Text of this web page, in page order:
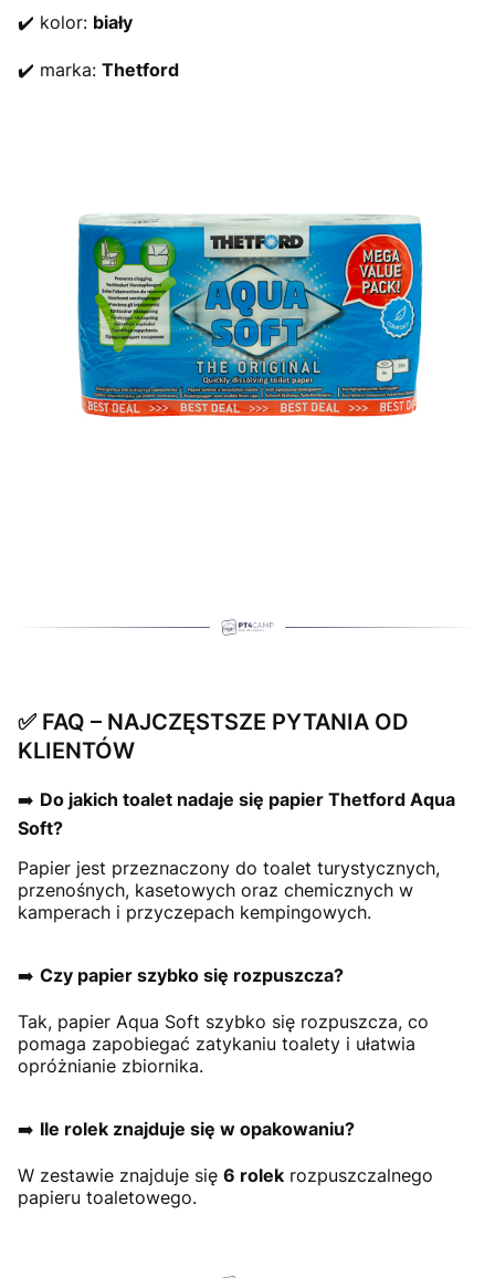
✔️ kolor: biały
✔️ marka: Thetford
✅ FAQ – NAJCZĘSTSZE PYTANIA OD
KLIENTÓW
➡️ Do jakich toalet nadaje się papier Thetford Aqua
Soft?
Papier jest przeznaczony do toalet turystycznych,
przenośnych, kasetowych oraz chemicznych w
kamperach i przyczepach kempingowych.
➡️ Czy papier szybko się rozpuszcza?
Tak, papier Aqua Soft szybko się rozpuszcza, co
pomaga zapobiegać zatykaniu toalety i ułatwia
opróżnianie zbiornika.
➡️ Ile rolek znajduje się w opakowaniu?
W zestawie znajduje się 6 rolek rozpuszczalnego
papieru toaletowego.